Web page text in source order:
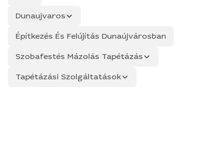
Dunaujvaros
Építkezés És Felújítás Dunaújvárosban
Szobafestés Mázolás Tapétázás
Tapétázási Szolgáltatások